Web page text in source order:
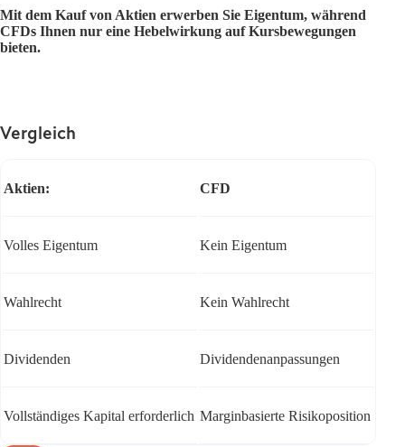
Mit dem Kauf von Aktien erwerben Sie Eigentum, während
CFDs Ihnen nur eine Hebelwirkung auf Kursbewegungen
bieten.
Vergleich
Aktien: CFD
Volles Eigentum Kein Eigentum
Wahlrecht Kein Wahlrecht
Dividenden Dividendenanpassungen
Vollständiges Kapital erforderlich Marginbasierte Risikoposition